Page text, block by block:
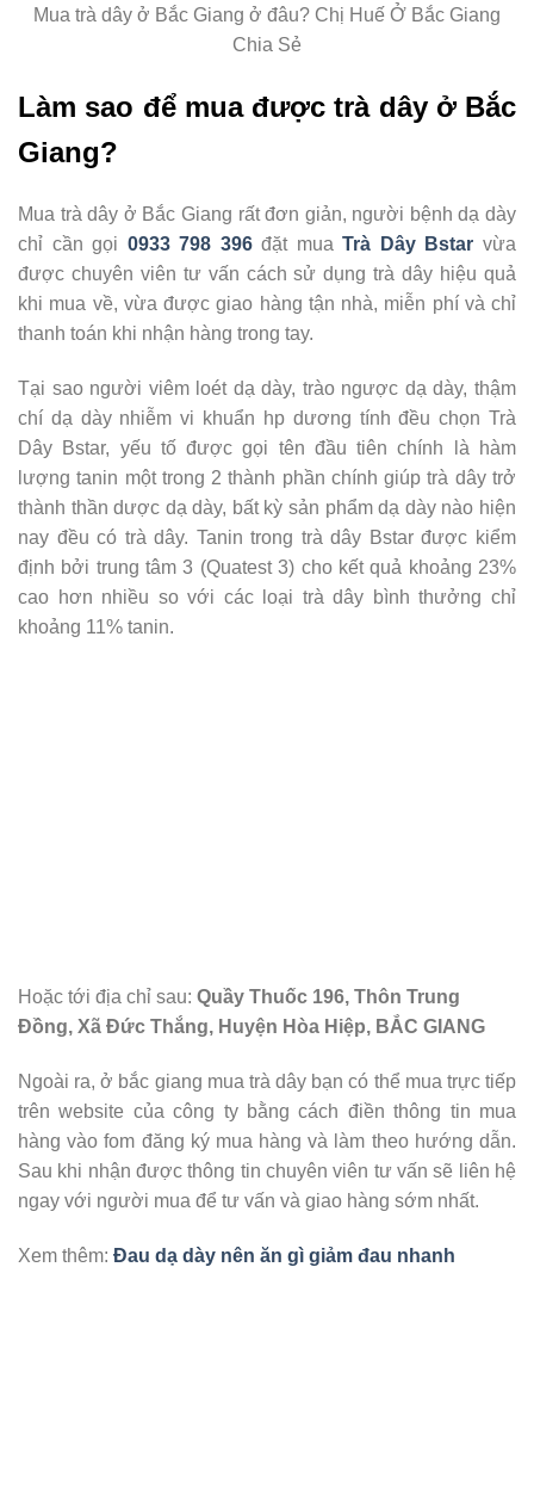
Mua trà dây ở Bắc Giang ở đâu? Chị Huế Ở Bắc Giang
Chia Sẻ
Làm sao để mua được trà dây ở Bắc
Giang?
Mua trà dây ở Bắc Giang rất đơn giản, người bệnh dạ dày
chỉ cần gọi 0933 798 396đặt muaTrà Dây Bstar vừa
được chuyên viên tư vấn cách sử dụng trà dây hiệu quả
khi mua về, vừa được giao hàng tận nhà, miễn phí và chỉ
thanh toán khi nhận hàng trong tay.
Tại sao người viêm loét dạ dày, trào ngược dạ dày, thậm
chí dạ dày nhiễm vi khuẩn hp dương tính đều chọn Trà
Dây Bstar, yếu tố được gọi tên đầu tiên chính là hàm
lượng tanin một trong 2 thành phần chính giúp trà dây trở
thành thần dược dạ dày, bất kỳ sản phẩm dạ dày nào hiện
nay đều có trà dây. Tanin trong trà dây Bstar được kiểm
định bởi trung tâm 3 (Quatest 3) cho kết quả khoảng 23%
cao hơn nhiều so với các loại trà dây bình thưởng chỉ
khoảng 11% tanin.
Hoặc tới địa chỉ sau: Quầy Thuốc 196, Thôn Trung
Đồng, Xã Đức Thắng, Huyện Hòa Hiệp, BẮC GIANG
Ngoài ra, ở bắc giang mua trà dây bạn có thể mua trực tiếp
trên website của công ty bằng cách điền thông tin mua
hàng vào fom đăng ký mua hàng và làm theo hướng dẫn.
Sau khi nhận được thông tin chuyên viên tư vấn sẽ liên hệ
ngay với người mua để tư vấn và giao hàng sớm nhất.
Xem thêm: Đau dạ dày nên ăn gì giảm đau nhanh